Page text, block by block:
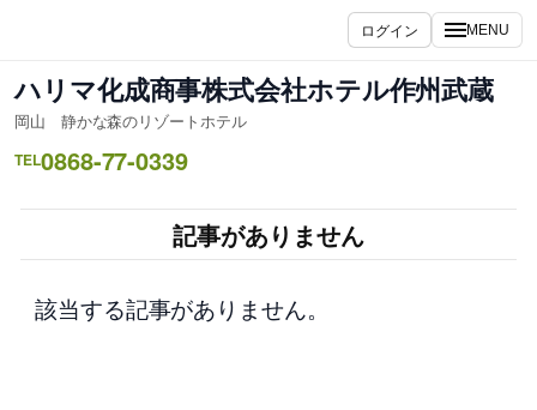
ス
キ
ッ
ログイン MENU
ハリマ化成商事株式会社ホテル作州武蔵
岡山 静かな森のリゾートホテル
TEL0868-77-0339
記事がありません
該当する記事がありません。